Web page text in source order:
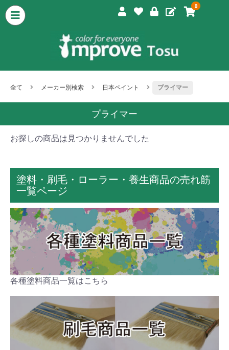
0
全て メーカー別検索 日本ペイント プライマー
プライマー
お探しの商品は見つかりませんでした
塗料・刷毛・ローラー・養生商品の売れ筋
一覧ページ
各種塗料商品一覧はこちら